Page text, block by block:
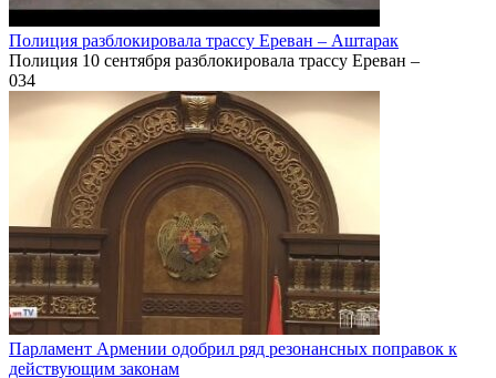
Полиция разблокировала трассу Ереван – Аштарак
Полиция 10 сентября разблокировала трассу Ереван –
034
Парламент Армении одобрил ряд резонансных поправок к
действующим законам